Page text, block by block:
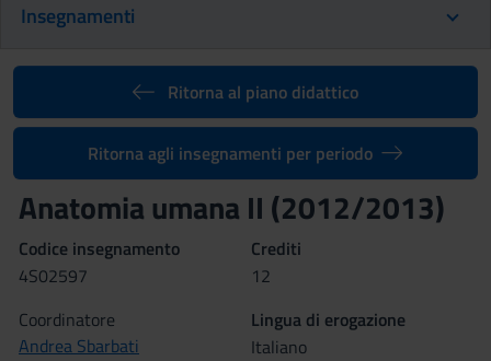
Insegnamenti
Ritorna al piano didattico
Ritorna agli insegnamenti per periodo
Anatomia umana II (2012/2013)
Codice insegnamento
4S02597
Crediti
12
Coordinatore
Andrea Sbarbati
Lingua di erogazione
Italiano